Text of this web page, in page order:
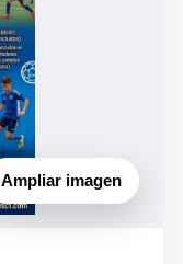
Ampliar imagen